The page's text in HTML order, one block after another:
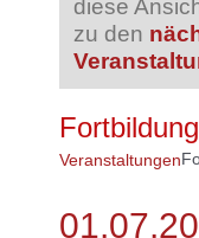
diese
zu den
Fortbildung
Veranstaltungen